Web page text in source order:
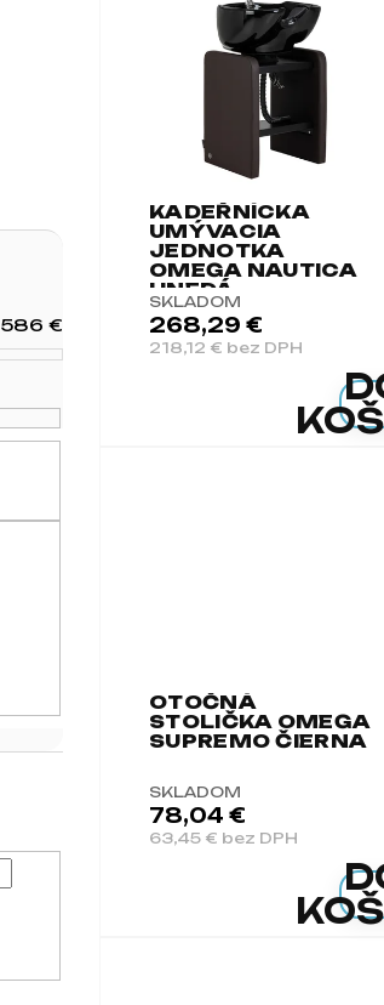
586 €
KADEŘNÍCKA
UMÝVACIA
JEDNOTKA
OMEGA NAUTICA
HNEDÁ
SKLADOM
218,12 € bez DPH
268,29 €
OTOČNÁ
STOLIČKA OMEGA
SUPREMO ČIERNA
SKLADOM
63,45 € bez DPH
78,04 €